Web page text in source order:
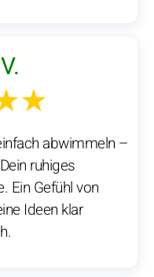
abwimmeln –
ruhiges
Ein Gefühl von
Ideen klar